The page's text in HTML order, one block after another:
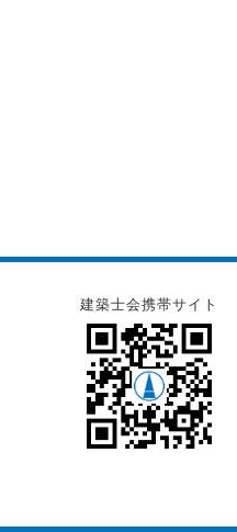
建築士会携帯サイト